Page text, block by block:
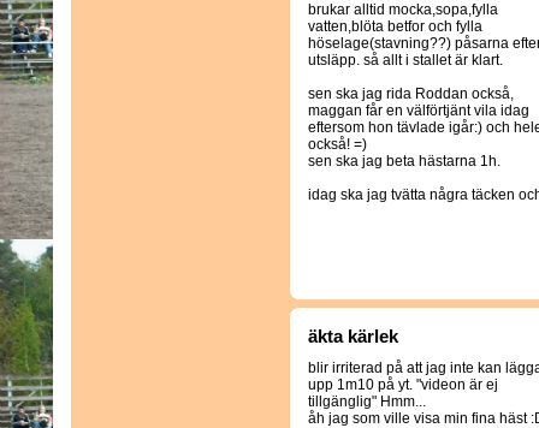
brukar alltid mocka,sopa,fylla
vatten,blöta betfor och fylla
höselage(stavning??) påsarna
utsläpp. så allt i stallet är klart.
sen ska jag rida Roddan också,
maggan får en välförtjänt vila idag
eftersom hon tävlade igår:) och
också! =)
sen ska jag beta hästarna 1h.
idag ska jag tvätta några täcken
äkta kärlek
blir irriterad på att jag inte kan
upp 1m10 på yt. "videon är ej
tillgänglig" Hmm...
åh jag som ville visa min fina häst